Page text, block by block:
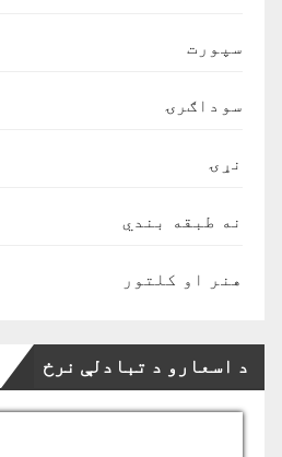
سپورت
سوداګرۍ
نړۍ
نه طبقه بندي
هنر او کلتور
د اسعارو د تبادلې نرخ